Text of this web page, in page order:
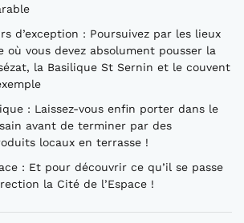
d’exception : Poursuivez par les lieux
où vous devez absolument pousser la
la Basilique St Sernin et le couvent
: Laissez-vous enfin porter dans le
avant de terminer par des
locaux en terrasse !
: Et pour découvrir ce qu’il se passe
la Cité de l’Espace !